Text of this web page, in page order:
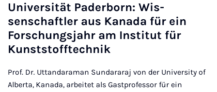
Uni­versität Pader­born: Wis­
senschaftler aus Kanada für ein
Forschung­s­jahr am In­sti­tut für
Kun­st­stoff­tech­nik
Prof. Dr. Uttandaraman Sundararaj von der University of
Alberta, Kanada, arbeitet als Gastprofessor für ein